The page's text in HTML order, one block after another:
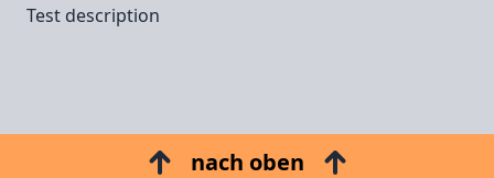
Test description
nach oben